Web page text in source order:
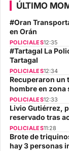
ÚLTIMO
#Oran
en Orán
POLICIALES12:35
#Tartagal La
Tartagal
POLICIALES12:34
Recuperaron un
hombre en zona
POLICIALES12:33
Livio Gutiérrez,
reservado tras
POLICIALES11:28
Brote de
hay 3 personas